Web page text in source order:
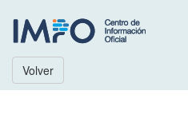
Volver